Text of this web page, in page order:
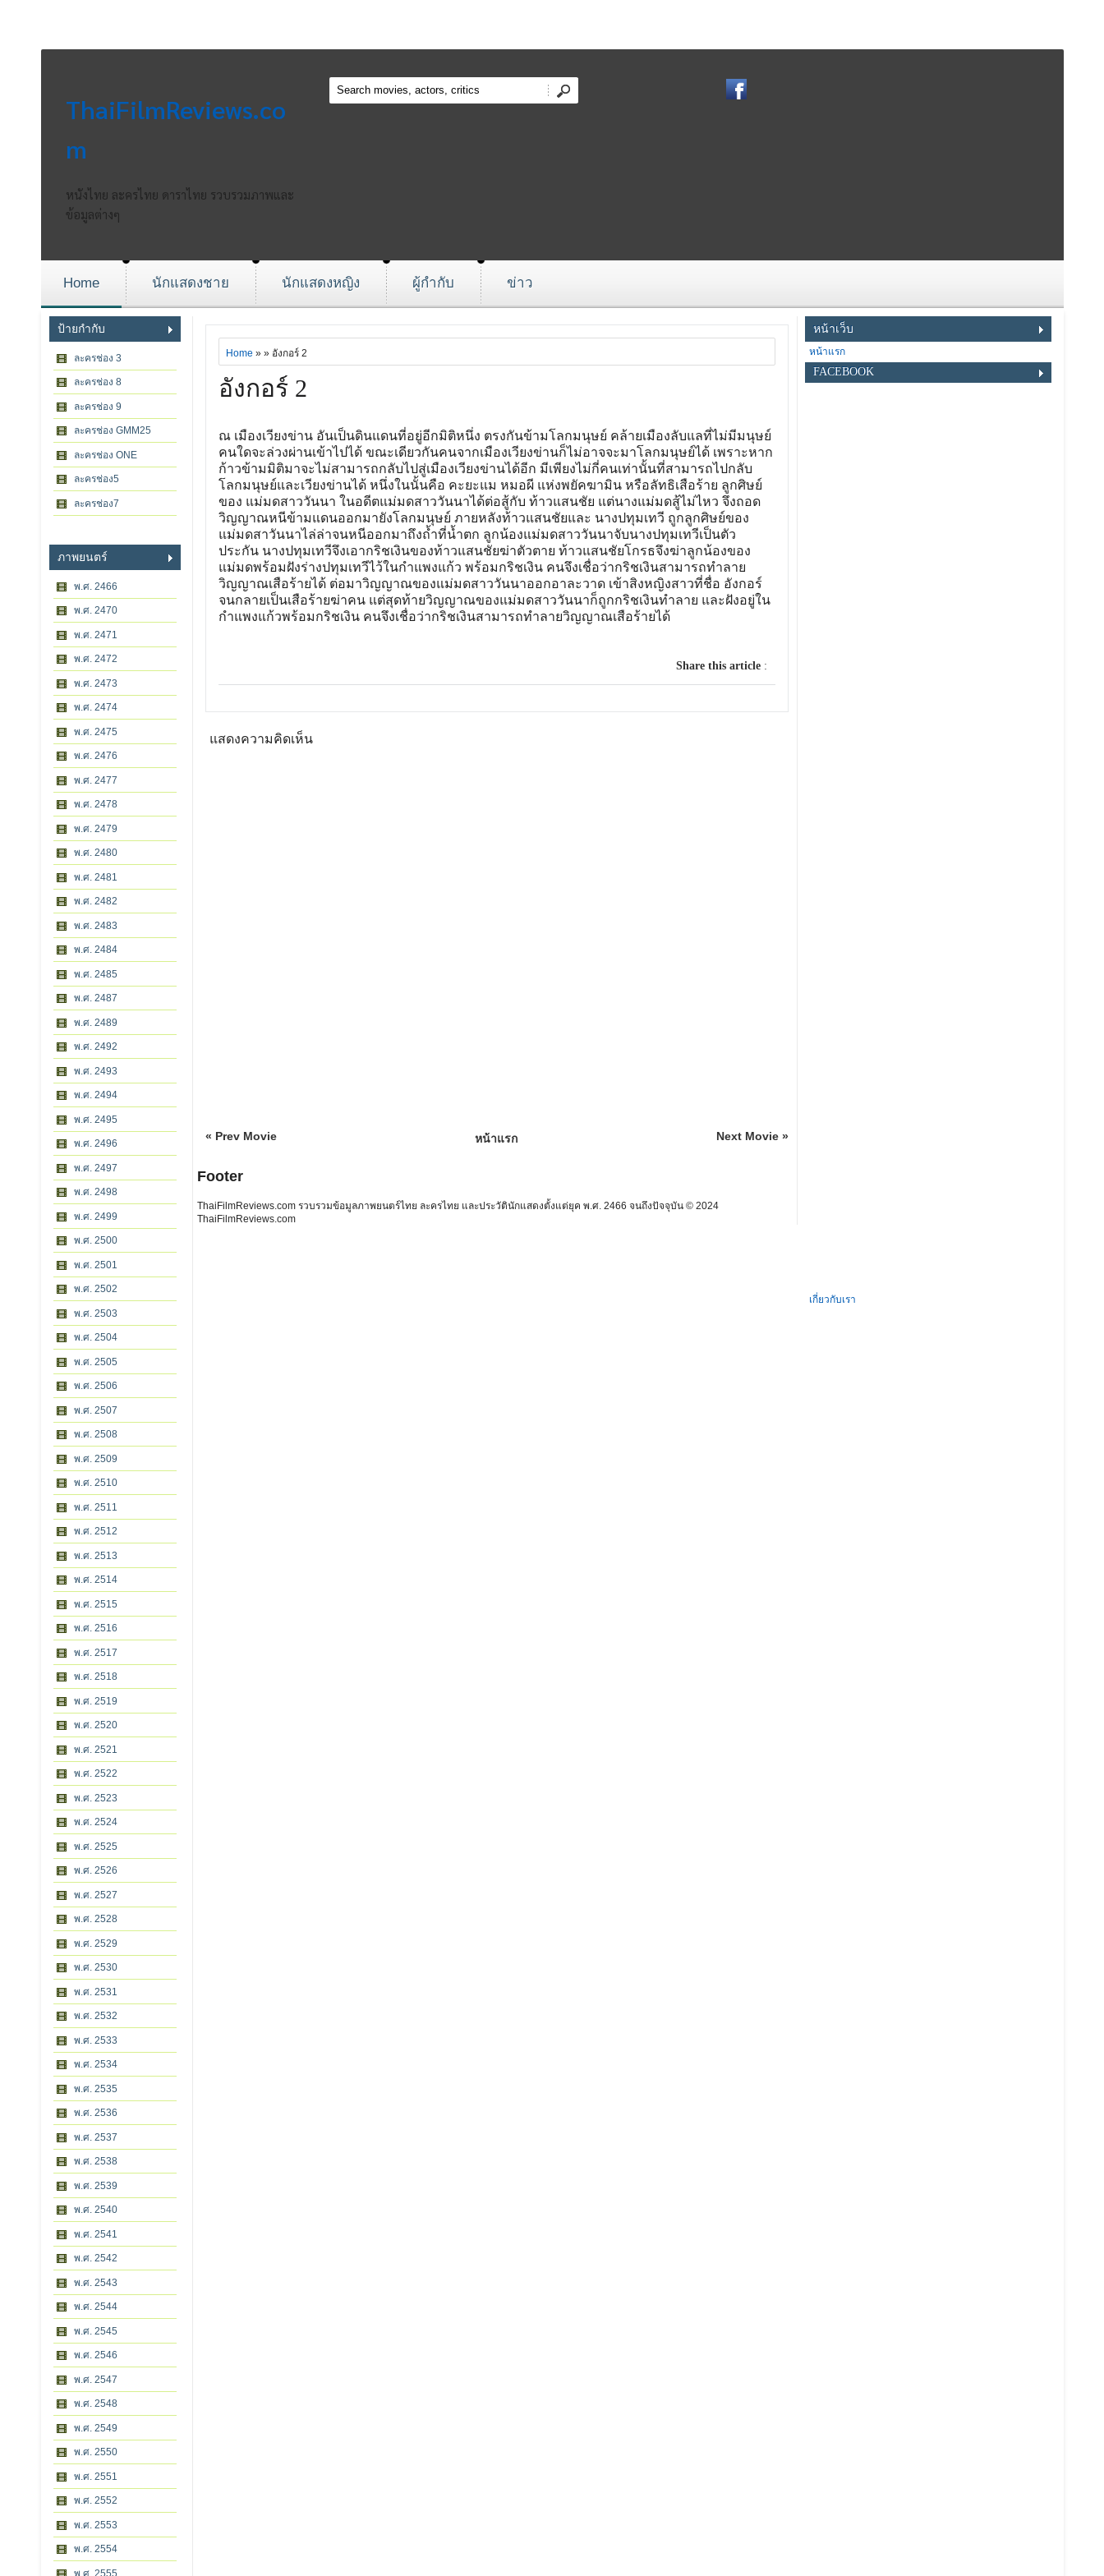
ThaiFilmReviews.co
m
หนังไทย ละครไทย ดาราไทย รวบรวมภาพและ
ข้อมูลต่างๆ
Home นักแสดงชาย นักแสดงหญิง ผู้กำกับ ข่าว
ป้ายกำกับ
ละครช่อง 3
ละครช่อง 8
ละครช่อง 9
ละครช่อง GMM25
ละครช่อง ONE
ละครช่อง5
ละครช่อง7
ภาพยนตร์
พ.ศ. 2466
พ.ศ. 2470
พ.ศ. 2471
พ.ศ. 2472
พ.ศ. 2473
พ.ศ. 2474
พ.ศ. 2475
พ.ศ. 2476
พ.ศ. 2477
พ.ศ. 2478
พ.ศ. 2479
พ.ศ. 2480
พ.ศ. 2481
พ.ศ. 2482
พ.ศ. 2483
พ.ศ. 2484
พ.ศ. 2485
พ.ศ. 2487
พ.ศ. 2489
พ.ศ. 2492
พ.ศ. 2493
พ.ศ. 2494
พ.ศ. 2495
พ.ศ. 2496
พ.ศ. 2497
พ.ศ. 2498
พ.ศ. 2499
พ.ศ. 2500
พ.ศ. 2501
พ.ศ. 2502
พ.ศ. 2503
พ.ศ. 2504
พ.ศ. 2505
พ.ศ. 2506
พ.ศ. 2507
พ.ศ. 2508
พ.ศ. 2509
พ.ศ. 2510
พ.ศ. 2511
พ.ศ. 2512
พ.ศ. 2513
พ.ศ. 2514
พ.ศ. 2515
พ.ศ. 2516
พ.ศ. 2517
พ.ศ. 2518
พ.ศ. 2519
พ.ศ. 2520
พ.ศ. 2521
พ.ศ. 2522
พ.ศ. 2523
พ.ศ. 2524
พ.ศ. 2525
พ.ศ. 2526
พ.ศ. 2527
พ.ศ. 2528
พ.ศ. 2529
พ.ศ. 2530
พ.ศ. 2531
พ.ศ. 2532
พ.ศ. 2533
พ.ศ. 2534
พ.ศ. 2535
พ.ศ. 2536
พ.ศ. 2537
พ.ศ. 2538
พ.ศ. 2539
พ.ศ. 2540
พ.ศ. 2541
พ.ศ. 2542
พ.ศ. 2543
พ.ศ. 2544
พ.ศ. 2545
พ.ศ. 2546
พ.ศ. 2547
พ.ศ. 2548
พ.ศ. 2549
พ.ศ. 2550
พ.ศ. 2551
พ.ศ. 2552
พ.ศ. 2553
พ.ศ. 2554
พ.ศ. 2555
Home » » อังกอร์ 2
อังกอร์ 2
ณ เมืองเวียงข่าน อันเป็นดินแดนที่อยู่อีกมิติหนึ่ง ตรงกันข้ามโลกมนุษย์ คล้ายเมืองลับแลที่ไม่มีมนุษย์
คนใดจะล่วงผ่านเข้าไปได้ ขณะเดียวกันคนจากเมืองเวียงข่านก็ไม่อาจจะมาโลกมนุษย์ได้ เพราะหาก
ก้าวข้ามมิติมาจะไม่สามารถกลับไปสู่เมืองเวียงข่านได้อีก มีเพียงไม่กี่คนเท่านั้นที่สามารถไปกลับ
โลกมนุษย์และเวียงข่านได้ หนึ่งในนั้นคือ คะยะแม หมอผี แห่งพยัคฆามิน หรือลัทธิเสือร้าย ลูกศิษย์
ของ แม่มดสาววันนา ในอดีตแม่มดสาววันนาได้ต่อสู้กับ ท้าวแสนชัย แต่นางแม่มดสู้ไม่ไหว จึงถอด
วิญญาณหนีข้ามแดนออกมายังโลกมนุษย์ ภายหลังท้าวแสนชัยและ นางปทุมเทวี ถูกลูกศิษย์ของ
แม่มดสาวันนาไล่ล่าจนหนีออกมาถึงถ้ำที่น้ำตก ลูกน้องแม่มดสาววันนาจับนางปทุมเทวีเป็นตัว
ประกัน นางปทุมเทวีจึงเอากริชเงินของท้าวแสนชัยฆ่าตัวตาย ท้าวแสนชัยโกรธจึงฆ่าลูกน้องของ
แม่มดพร้อมฝังร่างปทุมเทวีไว้ในกำแพงแก้ว พร้อมกริชเงิน คนจึงเชื่อว่ากริชเงินสามารถทำลาย
วิญญาณเสือร้ายได้ ต่อมาวิญญาณของแม่มดสาววันนาออกอาละวาด เข้าสิงหญิงสาวที่ชื่อ อังกอร์
จนกลายเป็นเสือร้ายฆ่าคน แต่สุดท้ายวิญญาณของแม่มดสาววันนาก็ถูกกริชเงินทำลาย และฝังอยู่ใน
กำแพงแก้วพร้อมกริชเงิน คนจึงเชื่อว่ากริชเงินสามารถทำลายวิญญาณเสือร้ายได้
Share this article:
แสดงความคิดเห็น
« Prev Movie Next Movie »
หน้าแรก
Footer
ThaiFilmReviews.com รวบรวมข้อมูลภาพยนตร์ไทย ละครไทย และประวัตินักแสดงตั้งแต่ยุค พ.ศ. 2466 จนถึงปัจจุบัน © 2024
ThaiFilmReviews.com
หน้าเว็บ
หน้าแรก
FACEBOOK
เกี่ยวกับเรา